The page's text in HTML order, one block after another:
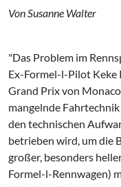
Von Susanne Walter
"Das Problem im
Ex-Formel-l-Pilot Keke
Grand Prix von
mangelnde
den tech­nischen
betrieben wird, um die
großer, besonders
Formel-l-Rennwagen)